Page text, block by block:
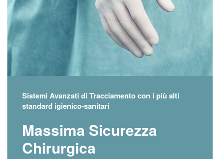
Sistemi Avanzati di Tracciamento con i più alti
standard igienico-sanitari
Massima Sicurezza
Chirurgica